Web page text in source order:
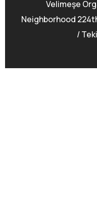
Velimeşe
Neighborhood
/